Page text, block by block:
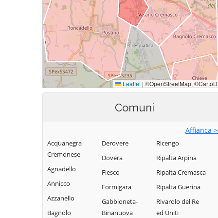
Comuni
Affianca
Acquanegra
Cremonese
Agnadello
Annicco
Azzanello
Bagnolo
Derovere
Dovera
Fiesco
Formigara
Gabbioneta-
Binanuova
Ricengo
Ripalta Arpina
Ripalta Cremasca
Ripalta Guerina
Rivarolo del Re
ed Uniti